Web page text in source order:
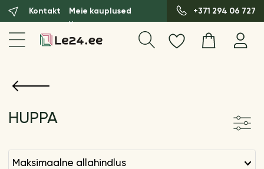
Kontakt Meie kauplused +371 294 06 727
HUPPA
maksimaalne allahindlus